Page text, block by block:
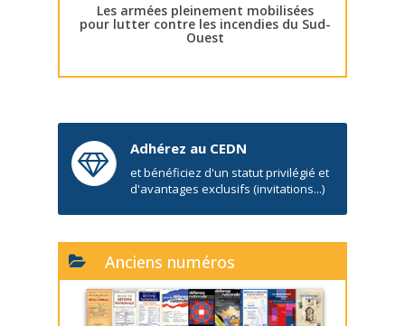
Les armées pleinement mobilisées
pour lutter contre les incendies du Sud-
Ouest
Adhérez au CEDN
et bénéficiez d'un statut privilégié et
d'avantages exclusifs (invitations...)
Anciens numéros